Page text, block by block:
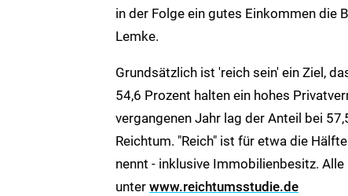
in der Folge ein gutes Einkommen die
Lemke.
Grundsätzlich ist 'reich sein' ein Ziel,
54,6 Prozent halten ein hohes
vergangenen Jahr lag der Anteil bei
Reichtum. "Reich" ist für etwa die
nennt - inklusive Immobilienbesitz.
unter www.reichtumsstudie.de